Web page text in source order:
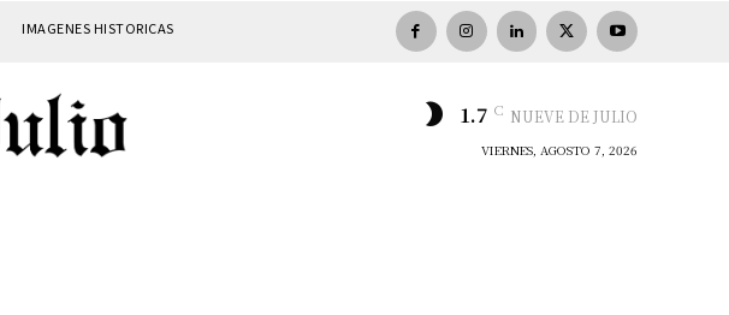
IMAGENES HISTORICAS
1.7 C NUEVE DE JULIO
VIERNES, AGOSTO 7, 2026